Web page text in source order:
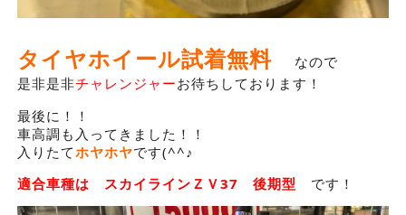
タイヤホイール試着無料
なので
是非是非チャレンジャーお待ちしております！
最後に！！
車高調も入ってきました！！
入りたてホヤホヤです(^^♪
適合車種は スカイラインＺＶ37 後期型
です！